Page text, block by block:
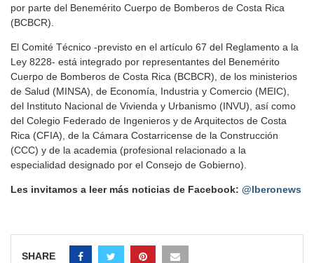
por parte del Benemérito Cuerpo de Bomberos de Costa Rica
(BCBCR).
El Comité Técnico -previsto en el artículo 67 del Reglamento a la
Ley 8228- está integrado por representantes del Benemérito
Cuerpo de Bomberos de Costa Rica (BCBCR), de los ministerios
de Salud (MINSA), de Economía, Industria y Comercio (MEIC),
del Instituto Nacional de Vivienda y Urbanismo (INVU), así como
del Colegio Federado de Ingenieros y de Arquitectos de Costa
Rica (CFIA), de la Cámara Costarricense de la Construcción
(CCC) y de la academia (profesional relacionado a la
especialidad designado por el Consejo de Gobierno).
Les invitamos a leer más noticias de Facebook: @Iberonews
SHARE